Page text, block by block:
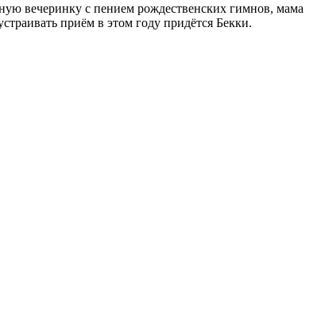
вечеринку с пением рождественских гимнов, мама
приём в этом году придётся Бекки.